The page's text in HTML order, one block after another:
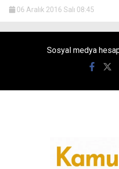
06 Aralık 2016 Salı 08:45
Sosyal medya